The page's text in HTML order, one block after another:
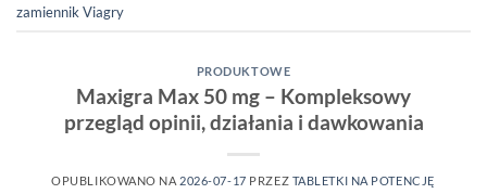
zamiennik Viagry
PRODUKTOWE
Maxigra Max 50 mg – Kompleksowy
przegląd opinii, działania i dawkowania
OPUBLIKOWANO NA 2026-07-17 PRZEZ TABLETKI NA POTENCJĘ